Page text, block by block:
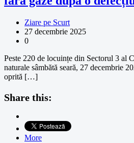
Ziare pe Scurt
27 decembrie 2025
0
Peste 220 de locuințe din Sectorul 3 al
naturale sâmbătă seară, 27 decembrie
oprită […]
Share this:
More